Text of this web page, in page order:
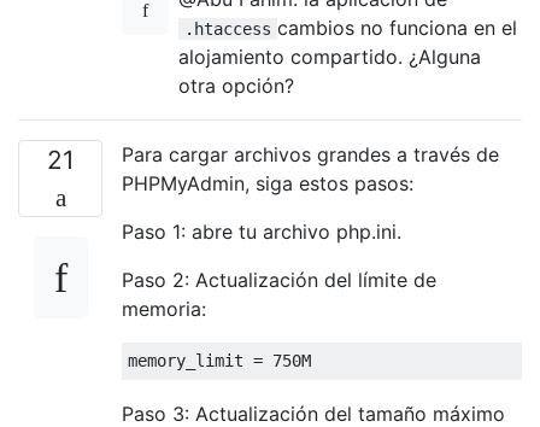
.htaccess cambios no funciona en el
alojamiento compartido. ¿Alguna
otra opción?
21
Para cargar archivos grandes a través de
PHPMyAdmin, siga estos pasos:
Paso 1: abre tu archivo php.ini.
Paso 2: Actualización del límite de
memoria:
memory_limit = 750M
Paso 3: Actualización del tamaño máximo